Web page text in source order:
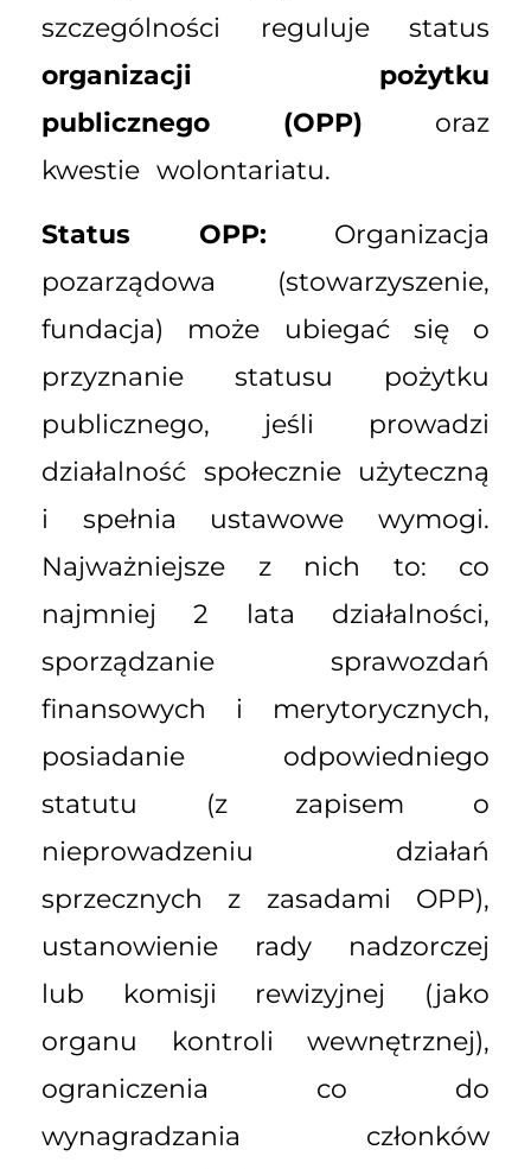
szczególności reguluje status
organizacji pożytku
publicznego (OPP) oraz
kwestie wolontariatu.
Status OPP: Organizacja
pozarządowa (stowarzyszenie,
fundacja) może ubiegać się o
przyznanie statusu pożytku
publicznego, jeśli prowadzi
działalność społecznie użyteczną
i spełnia ustawowe wymogi.
Najważniejsze z nich to: co
najmniej 2 lata działalności,
sporządzanie sprawozdań
finansowych i merytorycznych,
posiadanie odpowiedniego
statutu (z zapisem o
nieprowadzeniu działań
sprzecznych z zasadami OPP),
ustanowienie rady nadzorczej
lub komisji rewizyjnej (jako
organu kontroli wewnętrznej),
ograniczenia co do
wynagradzania członków